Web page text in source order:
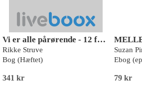
Vi er alle pårørende - 12 fortællinger om retten til at være menneske - også midt i livskriser
Rikke Struve
Bog (Hæftet)
341 kr
Suzan
Ebog
79 kr